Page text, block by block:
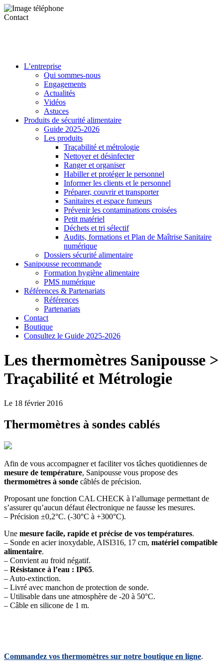
Contact
L’entreprise
Qui sommes-nous
Engagements
Actualités
Vidéos
Astuces
Produits de sécurité alimentaire
Guide 2025-2026
Les produits
Traçabilité et métrologie
Nettoyer et désinfecter
Ranger et organiser
Habiller et protéger le personnel
Informer les clients et le personnel
Préparer, couvrir et transporter
Sanitaires et espace fumeurs
Prévenir les contaminations croisées
Petit matériel
Déchets et tri sélectif
Audits, formations et Plan de Maîtrise Sanitaire
numérique
Dossiers sécurité alimentaire
Sanipousse recommande
Formation hygiène alimentaire
PMS numérique
Références & Partenariats
Références
Partenariats
Contact
Boutique
Consultez le Guide 2025-2026
Les thermomètres Sanipousse >
Traçabilité et Métrologie
Le 18 février 2016
Thermomètres à sondes cablés
Afin de vous accompagner et faciliter vos tâches quotidiennes de
mesure de température, Sanipousse vous propose des
thermomètres à sonde câblés de précision.
Proposant une fonction CAL CHECK à l’allumage permettant de
s’assurer qu’aucun défaut électronique ne fausse les mesures.
– Précision ±0,2°C. (-30°C à +300°C).
Une mesure facile, rapide et précise de vos températures.
– Sonde en acier inoxydable, AISI316, 17 cm, matériel compatible
alimentaire.
– Convient au froid négatif.
– Résistance à l’eau : IP65.
– Auto-extinction.
– Livré avec manchon de protection de sonde.
– Utilisable dans une atmosphère de -20 à 50°C.
– Câble en silicone de 1 m.
Commandez vos thermomètres sur notre boutique en ligne.